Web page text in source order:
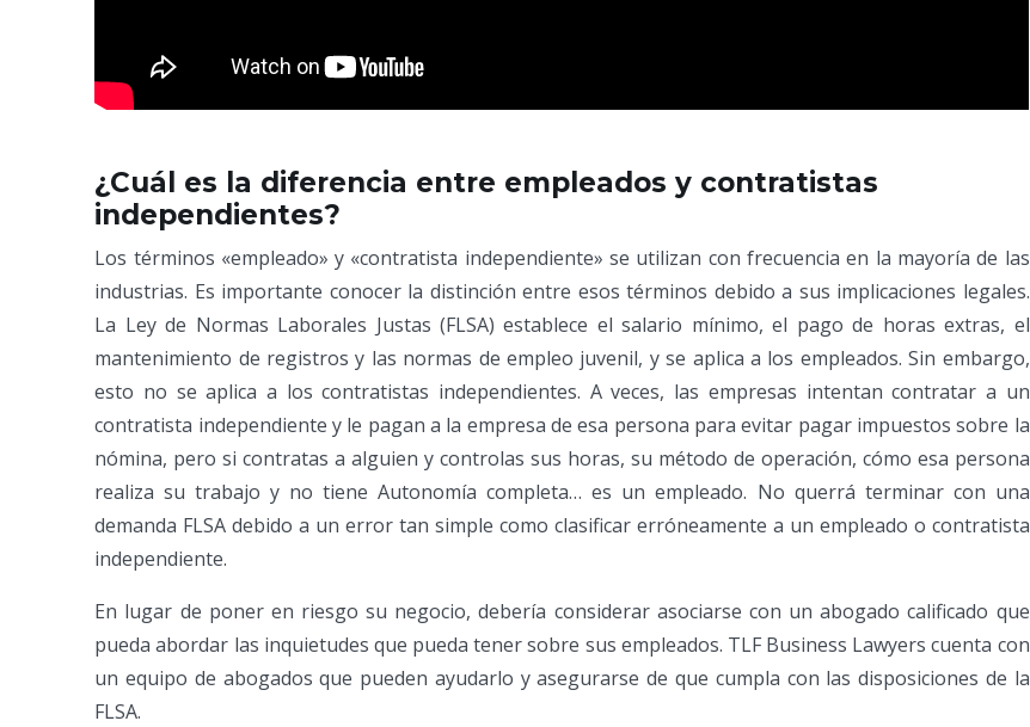
¿Cuál es la diferencia entre empleados y contratistas
independientes?
Los términos «empleado» y «contratista independiente» se utilizan con frecuencia en la mayoría de las
industrias. Es importante conocer la distinción entre esos términos debido a sus implicaciones legales.
La Ley de Normas Laborales Justas (FLSA) establece el salario mínimo, el pago de horas extras, el
mantenimiento de registros y las normas de empleo juvenil, y se aplica a los empleados. Sin embargo,
esto no se aplica a los contratistas independientes. A veces, las empresas intentan contratar a un
contratista independiente y le pagan a la empresa de esa persona para evitar pagar impuestos sobre la
nómina, pero si contratas a alguien y controlas sus horas, su método de operación, cómo esa persona
realiza su trabajo y no tiene Autonomía completa… es un empleado. No querrá terminar con una
demanda FLSA debido a un error tan simple como clasificar erróneamente a un empleado o contratista
independiente.
En lugar de poner en riesgo su negocio, debería considerar asociarse con un abogado calificado que
pueda abordar las inquietudes que pueda tener sobre sus empleados. TLF Business Lawyers cuenta con
un equipo de abogados que pueden ayudarlo y asegurarse de que cumpla con las disposiciones de la
FLSA.